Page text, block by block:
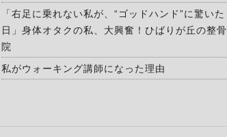
「右足に乗れない私が、“ゴッドハンド”に驚いた
日」身体オタクの私、大興奮！ひばりが丘の整骨
院
私がウォーキング講師になった理由